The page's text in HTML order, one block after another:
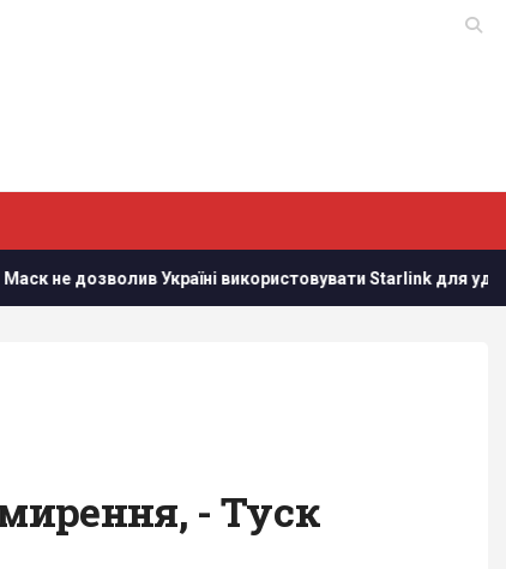
Україні використовувати Starlink для ударів по
- Туск